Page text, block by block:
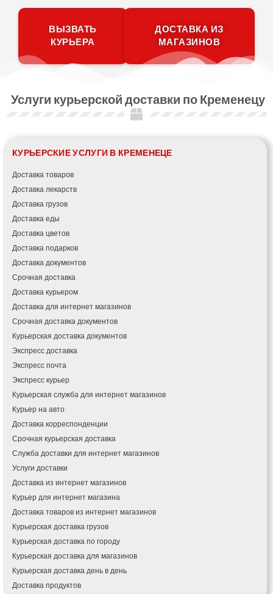
ВЫЗВАТЬ
КУРЬЕРА
ДОСТАВКА ИЗ
МАГАЗИНОВ
Услуги курьерской доставки по Кременецу
КУРЬЕРСКИЕ УСЛУГИ В КРЕМЕНЕЦЕ
Доставка товаров
Доставка лекарств
Доставка грузов
Доставка еды
Доставка цветов
Доставка подарков
Доставка документов
Срочная доставка
Доставка курьером
Доставка для интернет магазинов
Срочная доставка документов
Курьерская доставка документов
Экспресс доставка
Экспресс почта
Экспресс курьер
Курьерская служба для интернет магазинов
Курьер на авто
Доставка корреспонденции
Срочная курьерская доставка
Служба доставки для интернет магазинов
Услуги доставки
Доставка из интернет магазинов
Курьер для интернет магазина
Доставка товаров из интернет магазинов
Курьерская доставка грузов
Курьерская доставка по городу
Курьерская доставка для магазинов
Курьерская доставка день в день
Доставка продуктов